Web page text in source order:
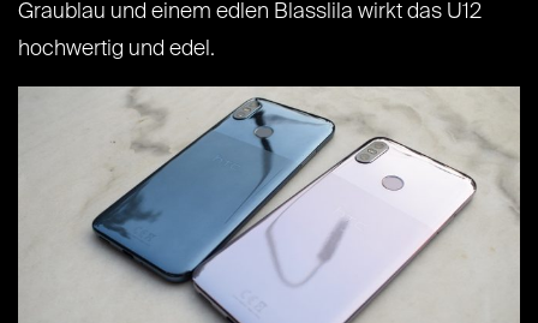
Graublau und einem edlen Blasslila wirkt das U12
hochwertig und edel.